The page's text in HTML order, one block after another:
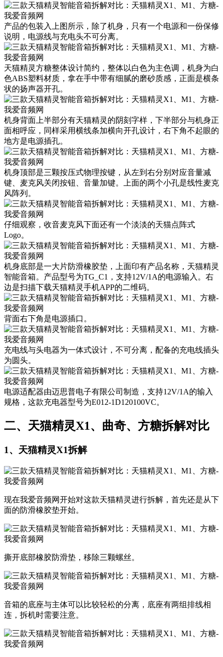
产品的包装入上图所示，除了机身，只有一个电源和一份保修
说明，电源线与充电头不可分离。
天猫精灵方糖整体设计简约，整体以白色为主色调，机身为白
色ABS塑料材质，拿在手中带有细腻的磨砂质感，正面是横条
状的扬声器开孔。
机身背面上半部分有天猫精灵的阴刻字样，下半部分与机身正
面相呼应，同样采用横线条加横向开孔设计，右下角不起眼的
地方是电源插孔。
机身顶部是三颗按压式物理按键，从左到右分别对应音量减
键、麦克风关闭按钮、音量加键。上面的两个小孔是线性麦克
风阵列。
仔细观察，收音麦克风下面还有一个淡淡的天猫点阵式
Logo。
机身底部是一大片防滑橡胶垫，上面印有产品名称，天猫精灵
智能音箱。产品型号为TG_C1，支持12V/1A的电源输入。右
边是扫描下载天猫精灵手机APP的二维码。
背面右下角是电源插口。
充电线与头电器为一体式设计，不可分离，配备的充电线插头
为圆头。
电源适配器由迈思普电子有限公司制造，支持12V/1A的输入
规格，这款充电器型号为E012-1D120100VC。
二、天猫精灵X1、曲奇、方糖拆解对比
1、天猫精灵X1拆解
现在我爱音频网开始对这款天猫精灵进行拆解，首先还是从下
面的防滑橡胶垫开始。
撕开底部橡胶防滑垫，移除三颗螺丝。
音箱的底座与主体可以比较轻松的分离，底座有两组排线相
连，拆机时需要注意。